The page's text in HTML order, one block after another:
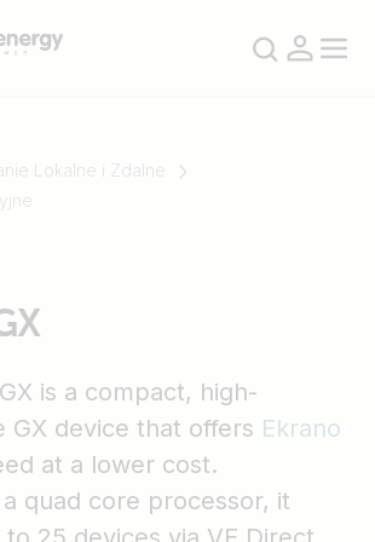
Lokalne i Zdalne
is a compact, high-
GX device that offers Ekrano
at a lower cost.
quad core processor, it